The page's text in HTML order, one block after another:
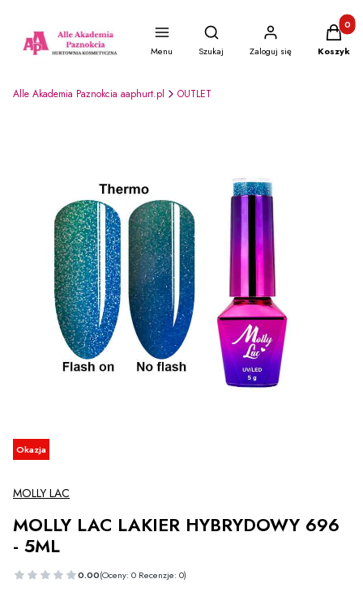
Menu
Otwórz wyszukiwarkę
Szukaj Zaloguj się Koszyk
Alle Akademia Paznokcia aaphurt.pl OUTLET
Etykiety
Okazja
MOLLY LAC
MOLLY LAC LAKIER HYBRYDOWY 696
- 5ML
0.00(Oceny: 0 Recenzje: 0)